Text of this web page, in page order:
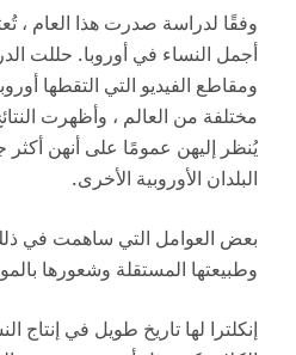
وفقًا لدراسة صدرت هذا العام ،
أجمل النساء في أوروبا. حللت
ومقاطع الفيديو التي التقطها
مختلفة من العالم ، وأظهرت
يُنظر إليهن عمومًا على أنهن أكثر
البلدان الأوروبية الأخرى.
بعض العوامل التي ساهمت في
وطبيعتها المستقلة وشعورها
إنكلترا لها تاريخ طويل في إنتاج